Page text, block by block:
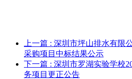
上一篇 : 深圳市坪山排水有限
采购项目中标结果公示
下一篇 : 深圳市罗湖实验学校
务项目更正公告